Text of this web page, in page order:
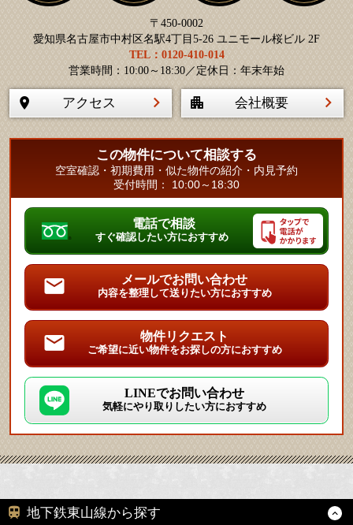
〒450-0002
愛知県名古屋市中村区名駅4丁目5-26 ユニモール桜ビル 2F
TEL：0120-410-014
営業時間：10:00～18:30／定休日：年末年始
アクセス 会社概要
この物件について相談する
空室確認・初期費用・似た物件の紹介・内見予約
受付時間： 10:00～18:30
電話で相談
すぐ確認したい方におすすめ
メールでお問い合わせ
内容を整理して送りたい方におすすめ
物件リクエスト
ご希望に近い物件をお探しの方におすすめ
LINEでお問い合わせ
気軽にやり取りしたい方におすすめ
地下鉄東山線から探す